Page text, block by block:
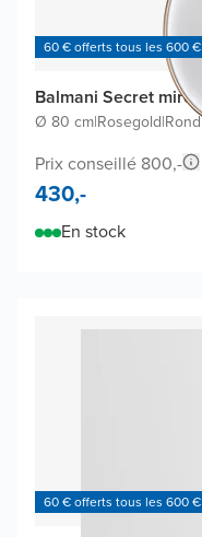
60 € offerts tous les 600 €
Balmani Secret miroir
Ø 80 cm|Rosegold|Rond
Prix conseillé 800,-
430,-
En stock
60 € offerts tous les 600 €